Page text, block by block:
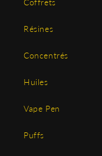
Coffrets
Résines
Concentrés
Huiles
Vape Pen
Puffs